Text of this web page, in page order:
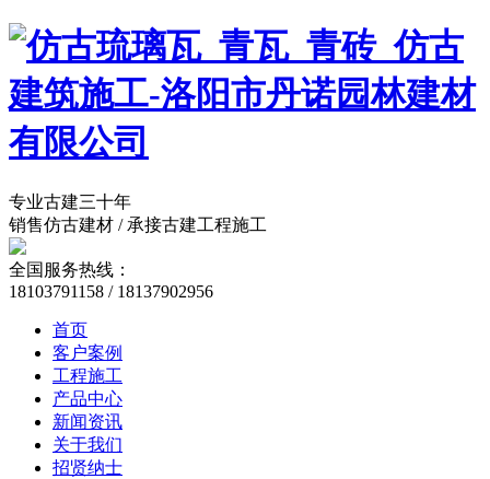
专业古建三十年
销售仿古建材 / 承接古建工程施工
全国服务热线：
18103791158 / 18137902956
首页
客户案例
工程施工
产品中心
新闻资讯
关于我们
招贤纳士